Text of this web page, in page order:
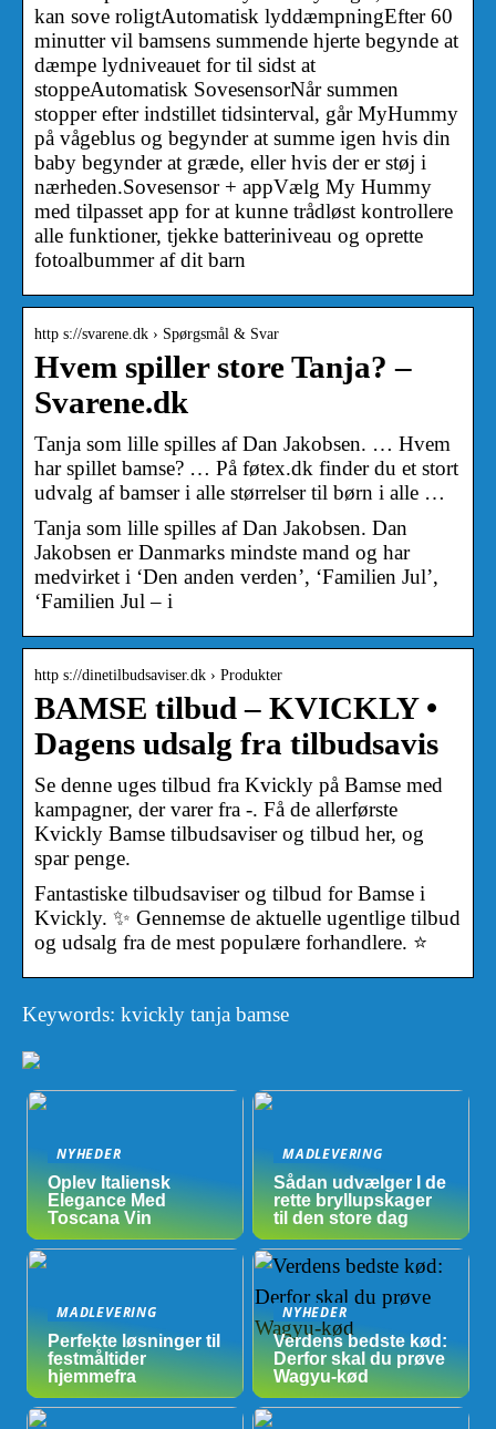
kan sove roligtAutomatisk lyddæmpningEfter 60
minutter vil bamsens summende hjerte begynde at
dæmpe lydniveauet for til sidst at
stoppeAutomatisk SovesensorNår summen
stopper efter indstillet tidsinterval, går MyHummy
på vågeblus og begynder at summe igen hvis din
baby begynder at græde, eller hvis der er støj i
nærheden.Sovesensor + appVælg My Hummy
med tilpasset app for at kunne trådløst kontrollere
alle funktioner, tjekke batteriniveau og oprette
fotoalbummer af dit barn
http s://svarene.dk › Spørgsmål & Svar
Hvem spiller store Tanja? –
Svarene.dk
Tanja som lille spilles af Dan Jakobsen. … Hvem
har spillet bamse? … På føtex.dk finder du et stort
udvalg af bamser i alle størrelser til børn i alle …
Tanja som lille spilles af Dan Jakobsen. Dan
Jakobsen er Danmarks mindste mand og har
medvirket i ‘Den anden verden’, ‘Familien Jul’,
‘Familien Jul – i
http s://dinetilbudsaviser.dk › Produkter
BAMSE tilbud – KVICKLY •
Dagens udsalg fra tilbudsavis
Se denne uges tilbud fra Kvickly på Bamse med
kampagner, der varer fra -. Få de allerførste
Kvickly Bamse tilbudsaviser og tilbud her, og
spar penge.
Fantastiske tilbudsaviser og tilbud for Bamse i
Kvickly. ✨ Gennemse de aktuelle ugentlige tilbud
og udsalg fra de mest populære forhandlere. ⭐
Keywords: kvickly tanja bamse
NYHEDER
Oplev Italiensk
Elegance Med
Toscana Vin
MADLEVERING
Sådan udvælger I de
rette bryllupskager
til den store dag
MADLEVERING
Perfekte løsninger til
festmåltider
hjemmefra
NYHEDER
Verdens bedste kød:
Derfor skal du prøve
Wagyu-kød